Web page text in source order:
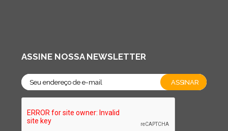
ASSINE NOSSA NEWSLETTER